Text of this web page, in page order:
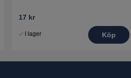
17 kr
I lager Köp